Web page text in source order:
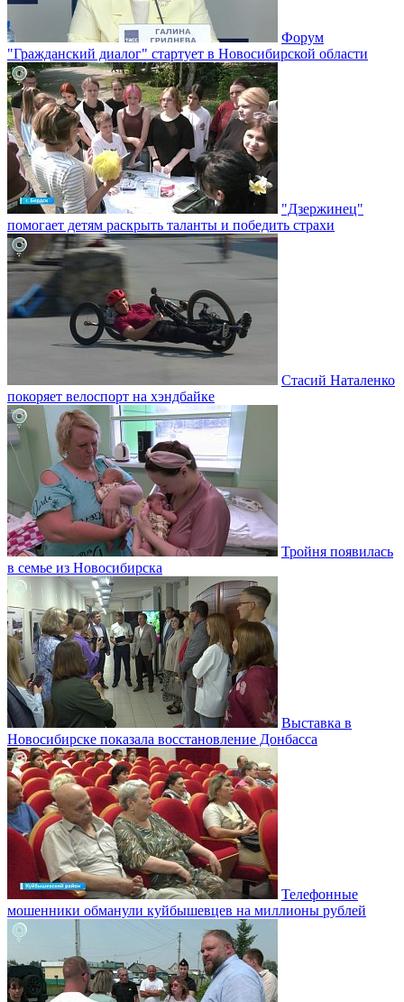
Форум
"Гражданский диалог" стартует в Новосибирской области
"Дзержинец"
помогает детям раскрыть таланты и победить страхи
Стасий Наталенко
покоряет велоспорт на хэндбайке
Тройня появилась
в семье из Новосибирска
Выставка в
Новосибирске показала восстановление Донбасса
Телефонные
мошенники обманули куйбышевцев на миллионы рублей